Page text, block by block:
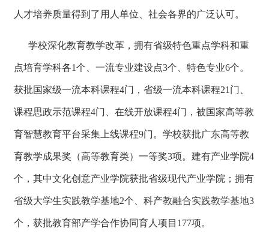
人才培养质量得到了用人单位、社会各界的广泛认可。
学校深化教育教学改革，拥有省级特色重点学科和重
点培育学科各1个、一流专业建设点3个、特色专业6个。
获批国家级一流本科课程4门，省级一流本科课程21门、
课程思政示范课程4门、在线开放课程4门，被国家高等教
育智慧教育平台采集上线课程9门。学校获批广东高等教
育教学成果奖（高等教育类）一等奖3项。建有产业学院4
个，其中文化创意产业学院获批省级现代产业学院；拥有
省级大学生实践教学基地2个、科产教融合实践教学基地3
个，获批教育部产学合作协同育人项目177项。